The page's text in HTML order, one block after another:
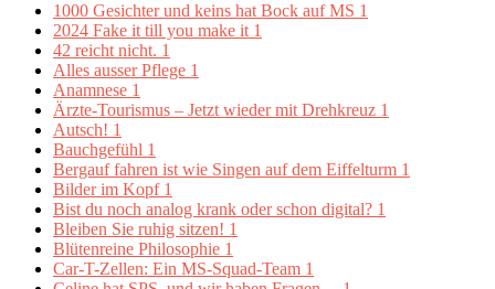
1000 Gesichter und keins hat Bock auf MS 1
2024 Fake it till you make it 1
42 reicht nicht. 1
Alles ausser Pflege 1
Anamnese 1
Ärzte-Tourismus – Jetzt wieder mit Drehkreuz 1
Autsch! 1
Bauchgefühl 1
Bergauf fahren ist wie Singen auf dem Eiffelturm 1
Bilder im Kopf 1
Bist du noch analog krank oder schon digital? 1
Bleiben Sie ruhig sitzen! 1
Blütenreine Philosophie 1
Car-T-Zellen: Ein MS-Squad-Team 1